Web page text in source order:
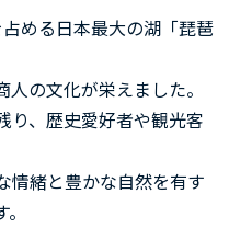
める日本最大の湖「琵琶
の文化が栄えました。
り、歴史愛好者や観光客
情緒と豊かな自然を有す